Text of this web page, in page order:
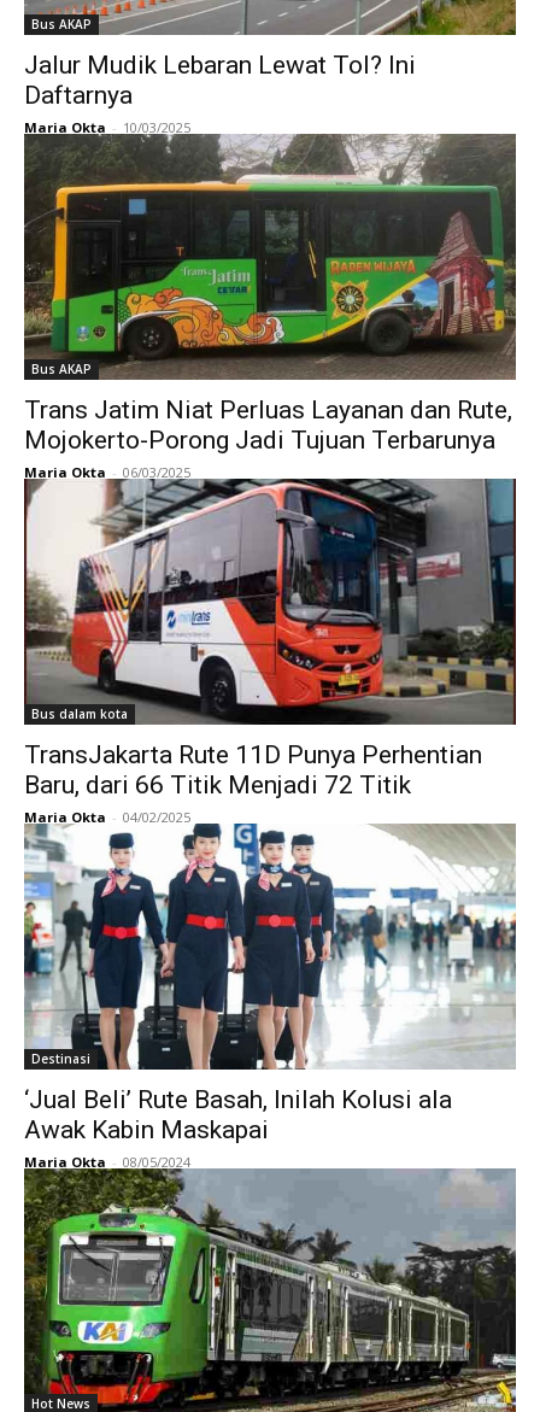
Bus AKAP
Jalur Mudik Lebaran Lewat Tol? Ini
Daftarnya
Maria Okta - 10/03/2025
Bus AKAP
Trans Jatim Niat Perluas Layanan dan Rute,
Mojokerto-Porong Jadi Tujuan Terbarunya
Maria Okta - 06/03/2025
Bus dalam kota
TransJakarta Rute 11D Punya Perhentian
Baru, dari 66 Titik Menjadi 72 Titik
Maria Okta - 04/02/2025
Destinasi
‘Jual Beli’ Rute Basah, Inilah Kolusi ala
Awak Kabin Maskapai
Maria Okta - 08/05/2024
Hot News